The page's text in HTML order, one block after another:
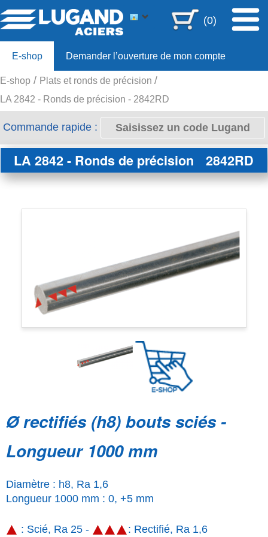
(0)
E-shop Demander l’ouverture de mon compte
Offre 80ans
E-shop
Plats et ronds de précision
LA 2842 - Ronds de précision - 2842RD
Commande rapide :
LA 2842 - Ronds de précision 2842RD
Ø rectifiés (h8) bouts sciés -
Longueur 1000 mm
Diamètre : h8, Ra 1,6
Longueur 1000 mm : 0, +5 mm
: Scié, Ra 25 - : Rectifié, Ra 1,6